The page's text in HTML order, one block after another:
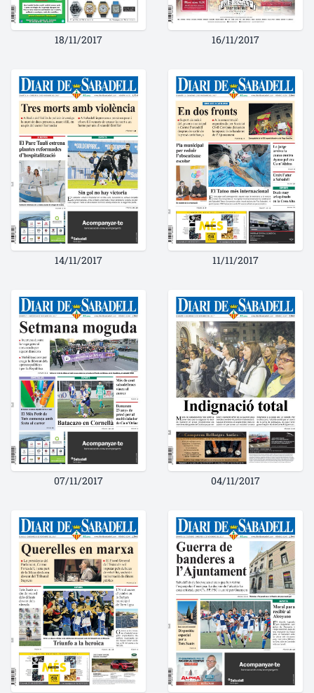
18/11/2017 16/11/2017
14/11/2017 11/11/2017
07/11/2017 04/11/2017